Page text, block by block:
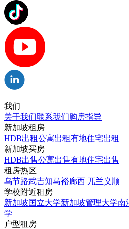
我们
关于我们联系我们购房指导
新加坡租房
HDB出租公寓出租有地住宅出租
新加坡买房
HDB出售公寓出售有地住宅出售
租房热区
乌节路武吉知马裕廊西 兀兰 义顺
学校附近租房
新加坡国立大学新加坡管理大学南
学
户型租房